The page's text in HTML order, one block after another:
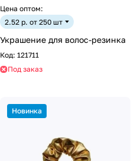
Цена оптом:
2.52 р. от 250 шт
Украшение для волос-резинка
Код: 121711
Под заказ
Новинка